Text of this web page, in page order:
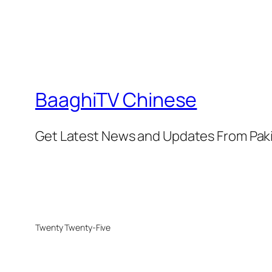
BaaghiTV Chinese
Get Latest News and Updates From
Twenty Twenty-Five